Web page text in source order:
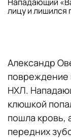
лицу и лишился
Александр
повреждение
НХЛ.
клюшкой
пошла кровь,
передних